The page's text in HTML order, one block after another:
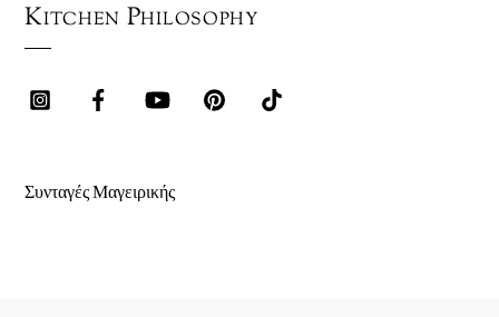
Kitchen Philosophy
Συνταγές Μαγειρικής